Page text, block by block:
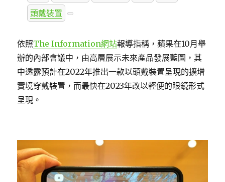
頭戴裝置
依照The Information網站報導指稱，蘋果在10月舉
辦的內部會議中，由高層展示未來產品發展藍圖，其
中透露預計在2022年推出一款以頭戴裝置呈現的擴增
實境穿戴裝置，而最快在2023年改以輕便的眼鏡形式
呈現。